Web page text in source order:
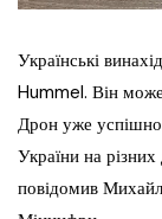
Українські
Hummel. Він
Дрон уже успішно
України на
повідомив